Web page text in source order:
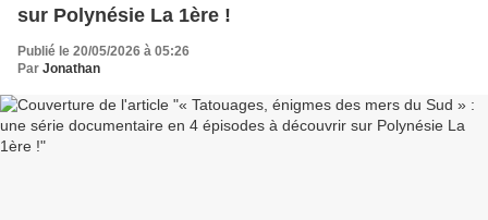
sur Polynésie La 1ère !
Publié le 20/05/2026 à 05:26
Par Jonathan